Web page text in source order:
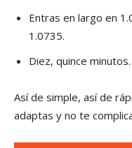
Entras en largo en
1.0735.
Diez, quince
Así de simple, así de
adaptas y no te